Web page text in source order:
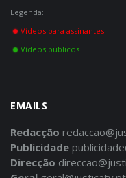
Legenda:
Vídeos para assinantes
Vídeos públicos
EMAILS
Redacção
Publicidade
Direcção